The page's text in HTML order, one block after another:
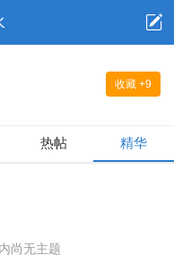
收藏 +9
热帖 精华
尚无主题